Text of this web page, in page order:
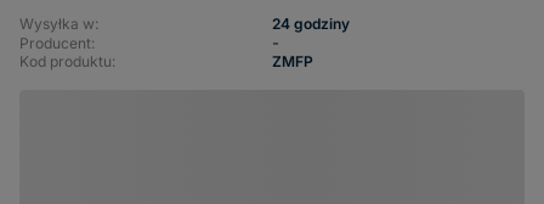
Wysyłka w:
24 godziny
Producent:
-
Kod produktu: ZMFP